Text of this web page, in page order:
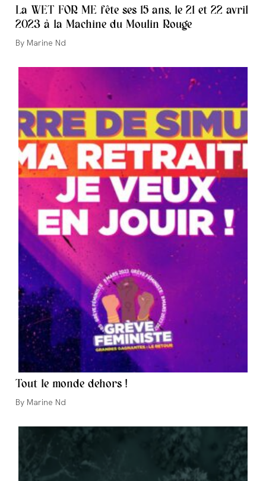
La WET FOR ME fête ses 15 ans, le 21 et 22 avril
2023 à la Machine du Moulin Rouge
Auteur/autrice
la
publication :
Marine Nd
Tout le monde dehors !
Auteur/autrice
la
Marine Nd